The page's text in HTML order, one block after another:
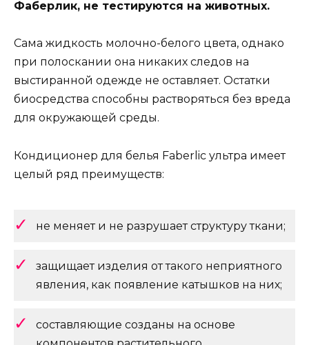
Фаберлик, не тестируются на животных.
Сама жидкость молочно-белого цвета, однако
при полоскании она никаких следов на
выстиранной одежде не оставляет. Остатки
биосредства способны растворяться без вреда
для окружающей среды.
Кондиционер для белья Faberlic ультра имеет
целый ряд преимуществ:
не меняет и не разрушает структуру ткани;
защищает изделия от такого неприятного
явления, как появление катышков на них;
составляющие созданы на основе